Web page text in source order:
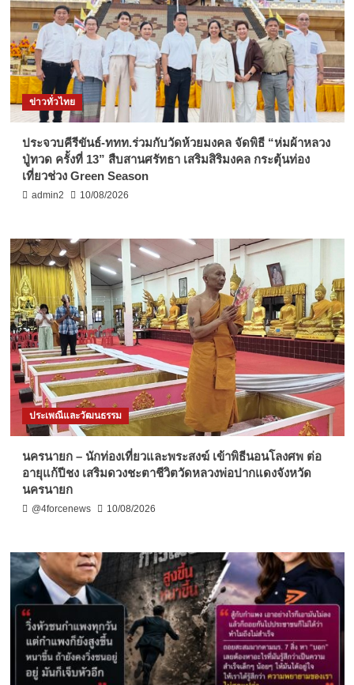
ข่าวทั่วไทย
ประจวบคีรีขันธ์-ททท.ร่วมกับวัดห้วยมงคล จัดพิธี “ห่มผ้าหลวง
ปู่ทวด ครั้งที่ 13” สืบสานศรัทธา เสริมสิริมงคล กระตุ้นท่อง
เที่ยวช่วง Green Season
admin2 10/08/2026
ประเพณีและวัฒนธรรม
นครนายก – นักท่องเที่ยวและพระสงฆ์ เข้าพิธีนอนโลงศพ ต่อ
อายุแก้ปีชง เสริมดวงชะตาชีวิตวัดหลวงพ่อปากแดงจังหวัด
นครนายก
@4forcenews 10/08/2026